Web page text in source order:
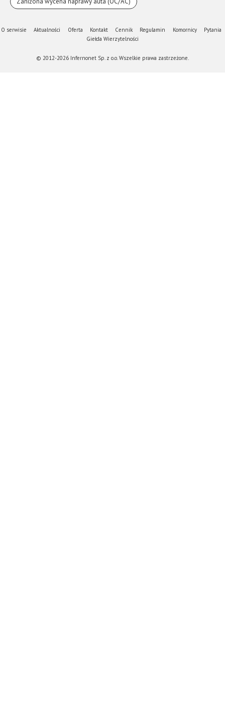
O serwisie Aktualności Oferta Kontakt Cennik Regulamin Komornicy
Pytania
Giełda Wierzytelności
© 2012-2026 Infernonet Sp. z o.o. Wszelkie prawa zastrzeżone.